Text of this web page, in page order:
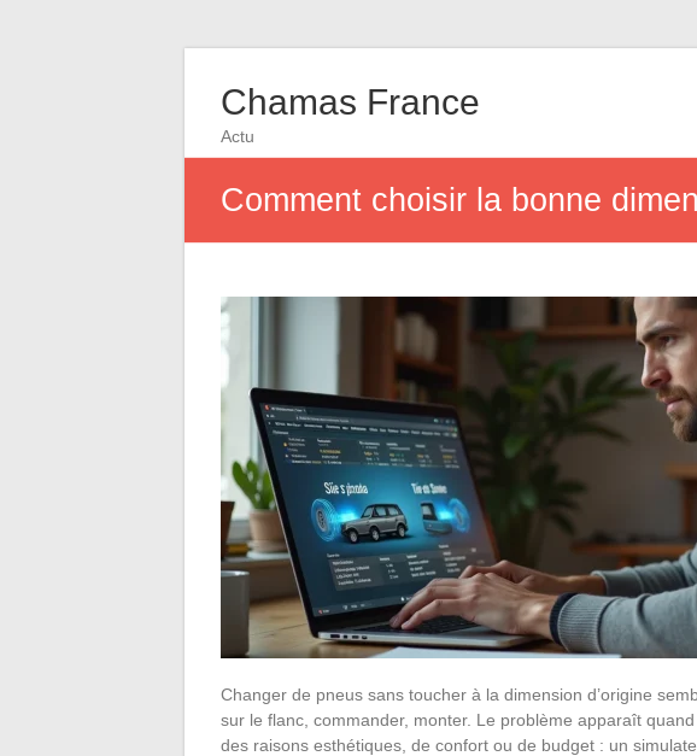
Chamas France
Actu
Comment choisir la bonne
Changer de pneus sans toucher à la dimension d’origine
sur le flanc, commander, monter. Le problème apparaît
des raisons esthétiques, de confort ou de budget : un